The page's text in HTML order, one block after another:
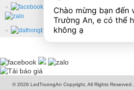
© 2026 LedTruongAn Copyright, All Rights
Chào mừng bạn đến
Trường An, e có thể
không ạ